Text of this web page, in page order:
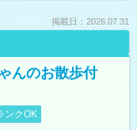
掲載日：2026.07.31
んのお散歩付
ンクOK